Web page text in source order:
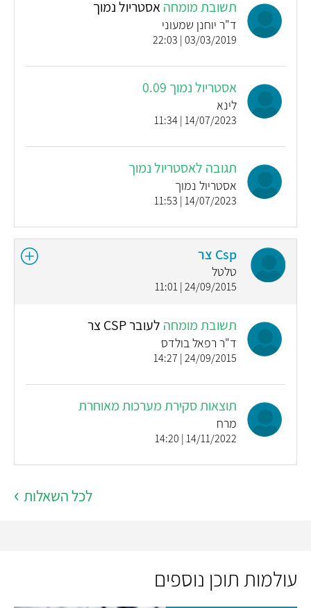
תשובת מומחהאסטריול נמוך
ד"ר יוחנן שמעוני
03/03/2019 | 22:03
אסטריול נמוך 0.09
לינא
14/07/2023 | 11:34
תגובה לאסטריול נמוך
אסטריול נמוך
14/07/2023 | 11:53
Csp צר
טלטל
24/09/2015 | 11:01
תשובת מומחה לעובר CSP צר
ד"ר רפאל בולדס
24/09/2015 | 14:27
תוצאות סקירת מערכות מאוחרת
מרח
14/11/2022 | 14:20
לכל השאלות
עולמות תוכן נוספים